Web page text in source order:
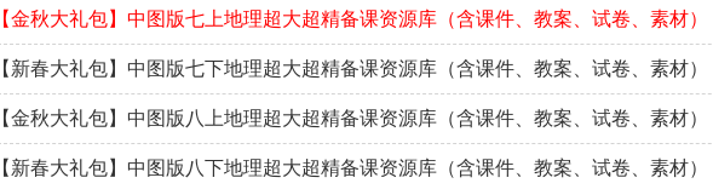
【金秋大礼包】中图版七上地理超大超精备课资源库（含课件、教案、试卷、素材）
【新春大礼包】中图版七下地理超大超精备课资源库（含课件、教案、试卷、素材）
【金秋大礼包】中图版八上地理超大超精备课资源库（含课件、教案、试卷、素材）
【新春大礼包】中图版八下地理超大超精备课资源库（含课件、教案、试卷、素材）